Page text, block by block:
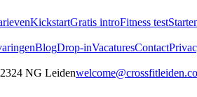
KickstartGratis introFitness test
BlogDrop-inVacaturesContact
2324 NG Leiden